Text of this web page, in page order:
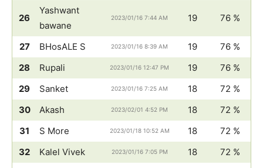
26
Yashwant
bawane
2023/01/16 7:44 AM 19 76 %
27 BHosALE S 2023/01/16 8:39 AM 19
76 %
28
Rupali 2023/01/16 12:47 PM 19
76 %
29
Sanket 2023/01/16 7:25 AM 18
72 %
30
Akash 2023/02/01 4:52 PM 18
72 %
31
S More 2023/01/18 10:52 AM 18
72 %
32
Kalel Vivek 2023/01/16 7:05 PM 18
72 %